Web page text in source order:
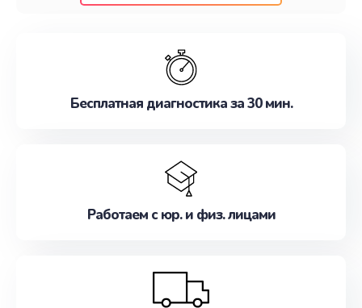
наилучшим образом. Не медлите записаться на
Бесплатная диагностика за 30 мин.
Работаем с юр. и физ. лицами